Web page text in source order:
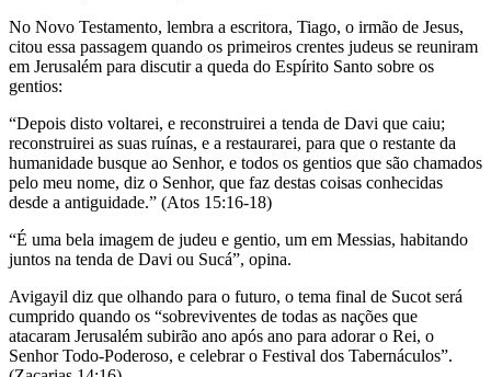
No Novo Testamento, lembra a escritora, Tiago, o irmão de Jesus,
citou essa passagem quando os primeiros crentes judeus se reuniram
em Jerusalém para discutir a queda do Espírito Santo sobre os
gentios:
“Depois disto voltarei, e reconstruirei a tenda de Davi que caiu;
reconstruirei as suas ruínas, e a restaurarei, para que o restante da
humanidade busque ao Senhor, e todos os gentios que são chamados
pelo meu nome, diz o Senhor, que faz destas coisas conhecidas
desde a antiguidade.” (Atos 15:16-18)
“É uma bela imagem de judeu e gentio, um em Messias, habitando
juntos na tenda de Davi ou Sucá”, opina.
Avigayil diz que olhando para o futuro, o tema final de Sucot será
cumprido quando os “sobreviventes de todas as nações que
atacaram Jerusalém subirão ano após ano para adorar o Rei, o
Senhor Todo-Poderoso, e celebrar o Festival dos Tabernáculos”.